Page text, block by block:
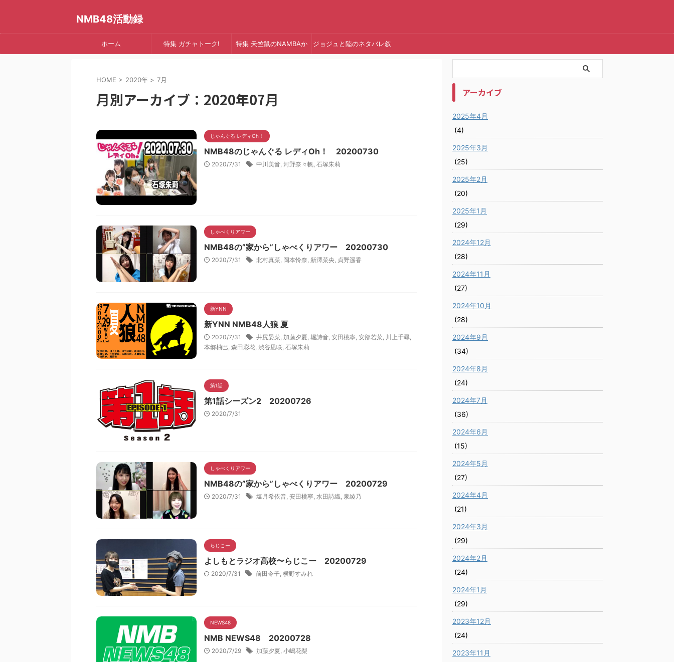
NMB48活動録
ホーム 特集 ガチャトーク! 特集 天竺鼠のNAMBAか ジョジュと陸のネタバレ叙
HOME > 2020年 > 7月
月別アーカイブ：2020年07月
じゃんぐる レディOh！
NMB48のじゃんぐる レディOh！ 20200730
2020/7/31 中川美音, 河野奈々帆, 石塚朱莉
しゃべくりアワー
NMB48の”家から”しゃべくりアワー 20200730
2020/7/31 北村真菜, 岡本怜奈, 新澤菜央, 貞野遥香
新YNN
新YNN NMB48人狼 夏
2020/7/31 井尻晏菜 加藤夕夏 堀詩音 安田桃寧 安部若菜 川上千尋
本郷柚巴 森田彩花 渋谷凪咲 石塚朱莉
第1話
第1話シーズン2 20200726
2020/7/31
しゃべくりアワー
NMB48の”家から”しゃべくりアワー 20200729
2020/7/31 塩月希依音, 安田桃寧, 水田詩織, 泉綾乃
らじこー
よしもとラジオ高校〜らじこー 20200729
2020/7/31 前田令子 横野すみれ
NEWS48
NMB NEWS48 20200728
2020/7/29 加藤夕夏, 小嶋花梨
アーカイブ
2025年4月
(4)
2025年3月
(25)
2025年2月
(20)
2025年1月
(29)
2024年12月
(28)
2024年11月
(27)
2024年10月
(28)
2024年9月
(34)
2024年8月
(24)
2024年7月
(36)
2024年6月
(15)
2024年5月
(27)
2024年4月
(21)
2024年3月
(29)
2024年2月
(24)
2024年1月
(29)
2023年12月
(24)
2023年11月